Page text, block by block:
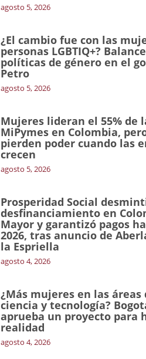
agosto 5, 2026
¿El cambio fue con las
personas LGBTIQ+?
políticas de género en el
Petro
agosto 5, 2026
Mujeres lideran el 55% de
MiPymes en Colombia,
pierden poder cuando las
crecen
agosto 5, 2026
Prosperidad Social
desfinanciamiento en
Mayor y garantizó pagos
2026, tras anuncio de
la Espriella
agosto 4, 2026
¿Más mujeres en las áreas
ciencia y tecnología?
aprueba un proyecto para
realidad
agosto 4, 2026